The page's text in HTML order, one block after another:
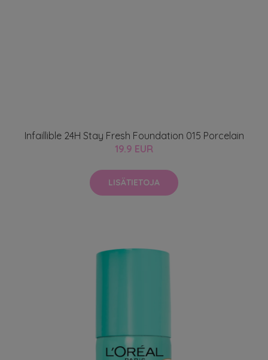
Infaillible 24H Stay Fresh Foundation 015 Porcelain
19.9 EUR
LISÄTIETOJA